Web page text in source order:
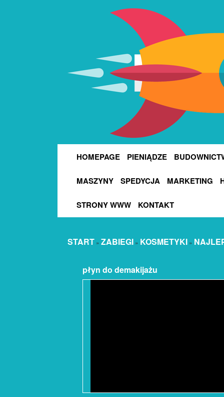
HOMEPAGE PIENIĄDZE
MASZYNY SPEDYCJA MARKETING
STRONY WWW KONTAKT
START » ZABIEGI » KOSMETYKI »
płyn do demakijażu